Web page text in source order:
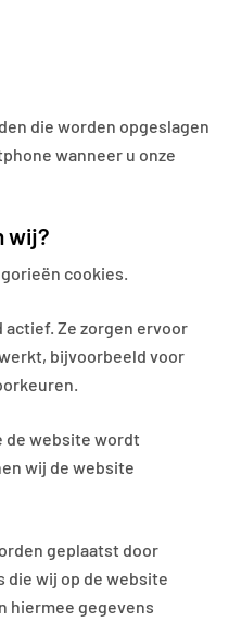
die worden opgeslagen
wanneer u onze
wij?
cookies.
actief. Ze zorgen ervoor
bijvoorbeeld voor
de website wordt
wij de website
geplaatst door
die wij op de website
hiermee gegevens